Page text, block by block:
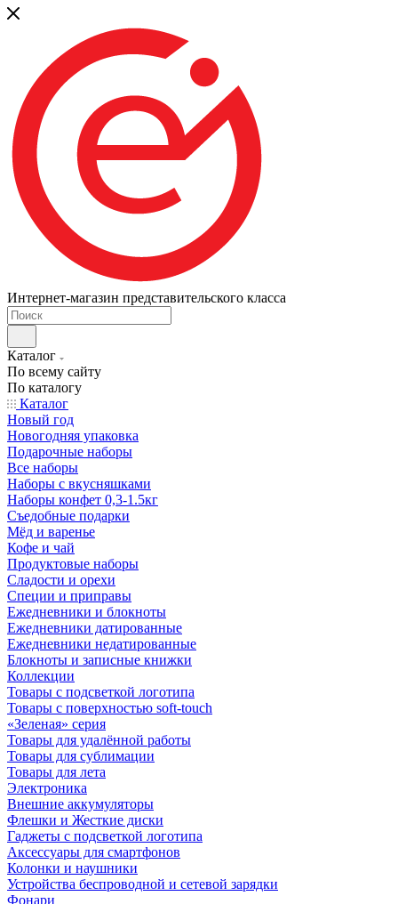
Интернет-магазин представительского класса
Каталог
По всему сайту
По каталогу
Каталог
Новый год
Новогодняя упаковка
Подарочные наборы
Все наборы
Наборы с вкусняшками
Наборы конфет 0,3-1.5кг
Съедобные подарки
Мёд и варенье
Кофе и чай
Продуктовые наборы
Сладости и орехи
Специи и приправы
Ежедневники и блокноты
Ежедневники датированные
Ежедневники недатированные
Блокноты и записные книжки
Коллекции
Товары с подсветкой логотипа
Товары с поверхностью soft-touch
«Зеленая» серия
Товары для удалённой работы
Товары для сублимации
Товары для лета
Электроника
Внешние аккумуляторы
Флешки и Жесткие диски
Гаджеты с подсветкой логотипа
Аксессуары для смартфонов
Колонки и наушники
Устройства беспроводной и сетевой зарядки
Фонари